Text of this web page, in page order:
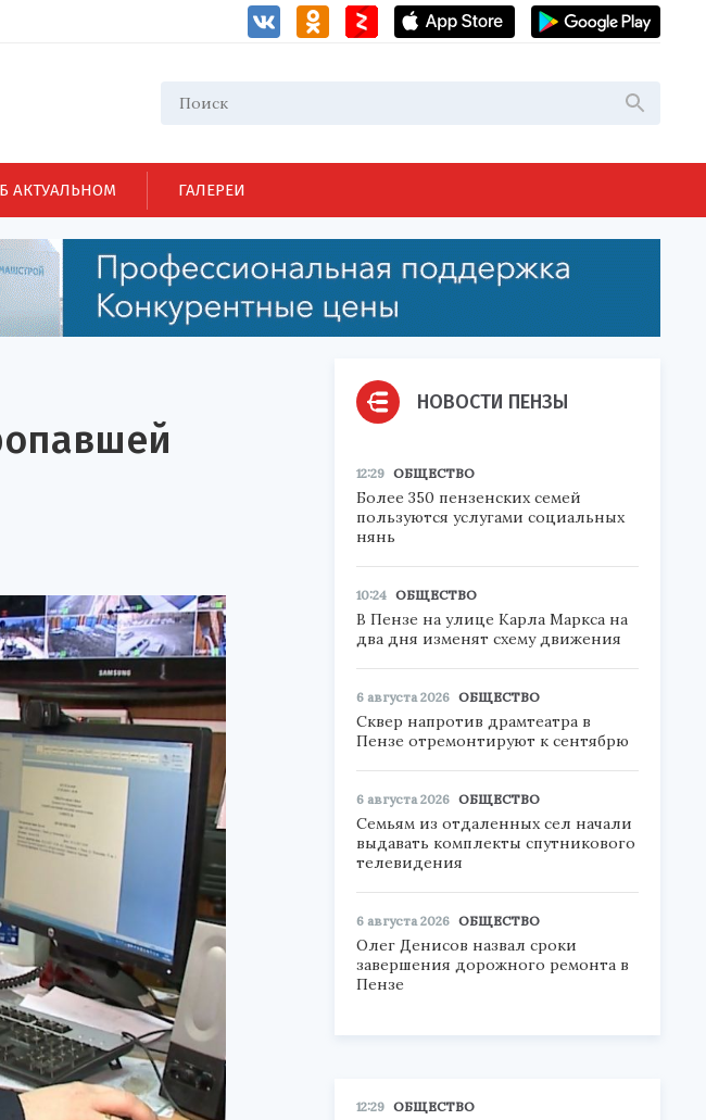
АКТУАЛЬНОМ ГАЛЕРЕИ
НОВОСТИ ПЕНЗЫ
12:29 ОБЩЕСТВО
Более 350 пензенских семей
пользуются услугами социальных
нянь
10:24 ОБЩЕСТВО
В Пензе на улице Карла Маркса на
два дня изменят схему движения
6 августа 2026 ОБЩЕСТВО
Сквер напротив драмтеатра в
Пензе отремонтируют к сентябрю
6 августа 2026 ОБЩЕСТВО
Семьям из отдаленных сел начали
выдавать комплекты спутникового
телевидения
6 августа 2026 ОБЩЕСТВО
Олег Денисов назвал сроки
завершения дорожного ремонта в
Пензе
12:29 ОБЩЕСТВО